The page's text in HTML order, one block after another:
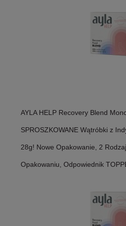
AYLA HELP Recovery Blend
SPROSZKOWANE Wątróbki z
28g! Nowe Opakowanie, 2
Opakowaniu, Odpowiednik